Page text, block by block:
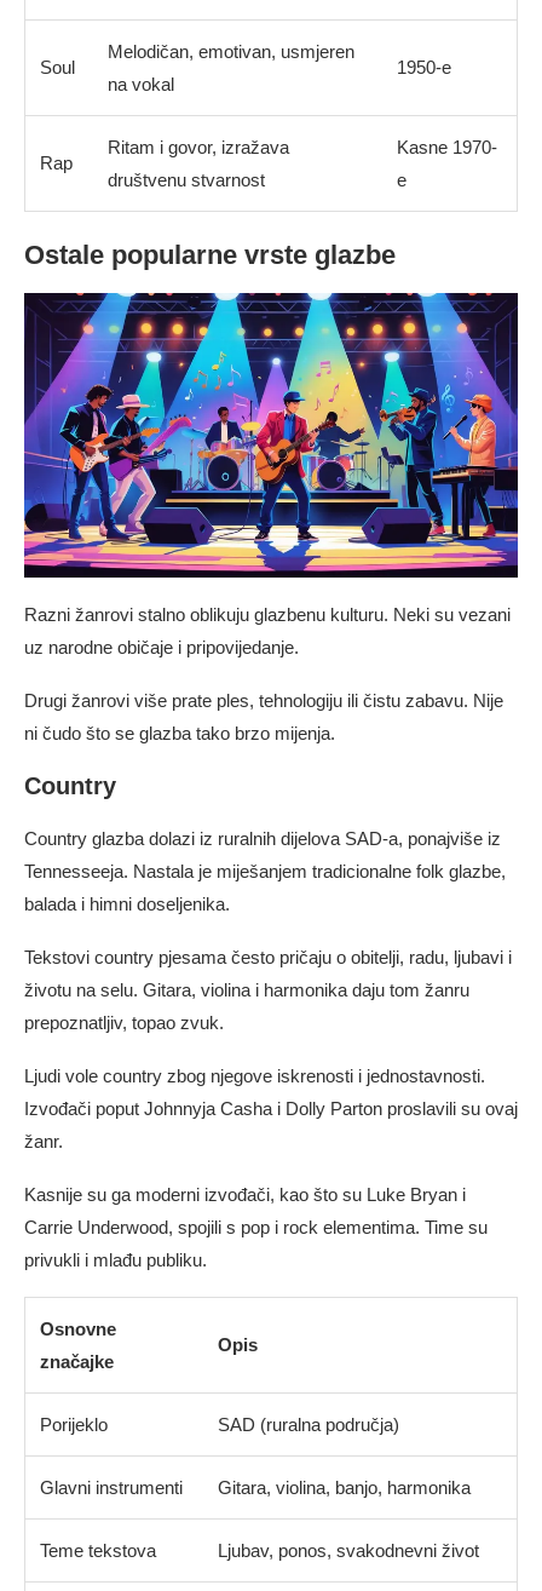
Soul
Melodičan, emotivan, usmjeren
na vokal
1950-e
Rap
Ritam i govor, izražava
društvenu stvarnost
Kasne 1970-
e
Ostale popularne vrste glazbe
Razni žanrovi stalno oblikuju glazbenu kulturu. Neki su vezani
uz narodne običaje i pripovijedanje.
Drugi žanrovi više prate ples, tehnologiju ili čistu zabavu. Nije
ni čudo što se glazba tako brzo mijenja.
Country
Country glazba dolazi iz ruralnih dijelova SAD-a, ponajviše iz
Tennesseeja. Nastala je miješanjem tradicionalne folk glazbe,
balada i himni doseljenika.
Tekstovi country pjesama često pričaju o obitelji, radu, ljubavi i
životu na selu. Gitara, violina i harmonika daju tom žanru
prepoznatljiv, topao zvuk.
Ljudi vole country zbog njegove iskrenosti i jednostavnosti.
Izvođači poput Johnnyja Casha i Dolly Parton proslavili su ovaj
žanr.
Kasnije su ga moderni izvođači, kao što su Luke Bryan i
Carrie Underwood, spojili s pop i rock elementima. Time su
privukli i mlađu publiku.
Osnovne
značajke
Opis
Porijeklo SAD (ruralna područja)
Glavni instrumenti Gitara, violina, banjo, harmonika
Teme tekstova Ljubav, ponos, svakodnevni život